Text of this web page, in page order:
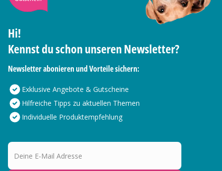
Hi!
Kennst du schon unseren Newsletter?
Newsletter abonieren und Vorteile sichern:
Exklusive Angebote & Gutscheine
Hilfreiche Tipps zu aktuellen Themen
Individuelle Produktempfehlung
Deine E-Mail Adresse